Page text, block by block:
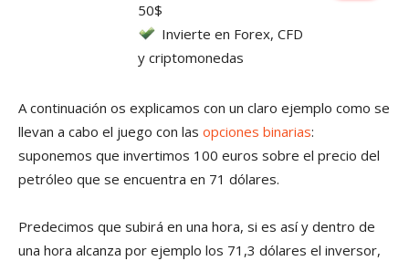
50$
Invierte en Forex, CFD
y criptomonedas
A continuación os explicamos con un claro ejemplo como se
llevan a cabo el juego con las opciones binarias:
suponemos que invertimos 100 euros sobre el precio del
petróleo que se encuentra en 71 dólares.
Predecimos que subirá en una hora, si es así y dentro de
una hora alcanza por ejemplo los 71,3 dólares el inversor,